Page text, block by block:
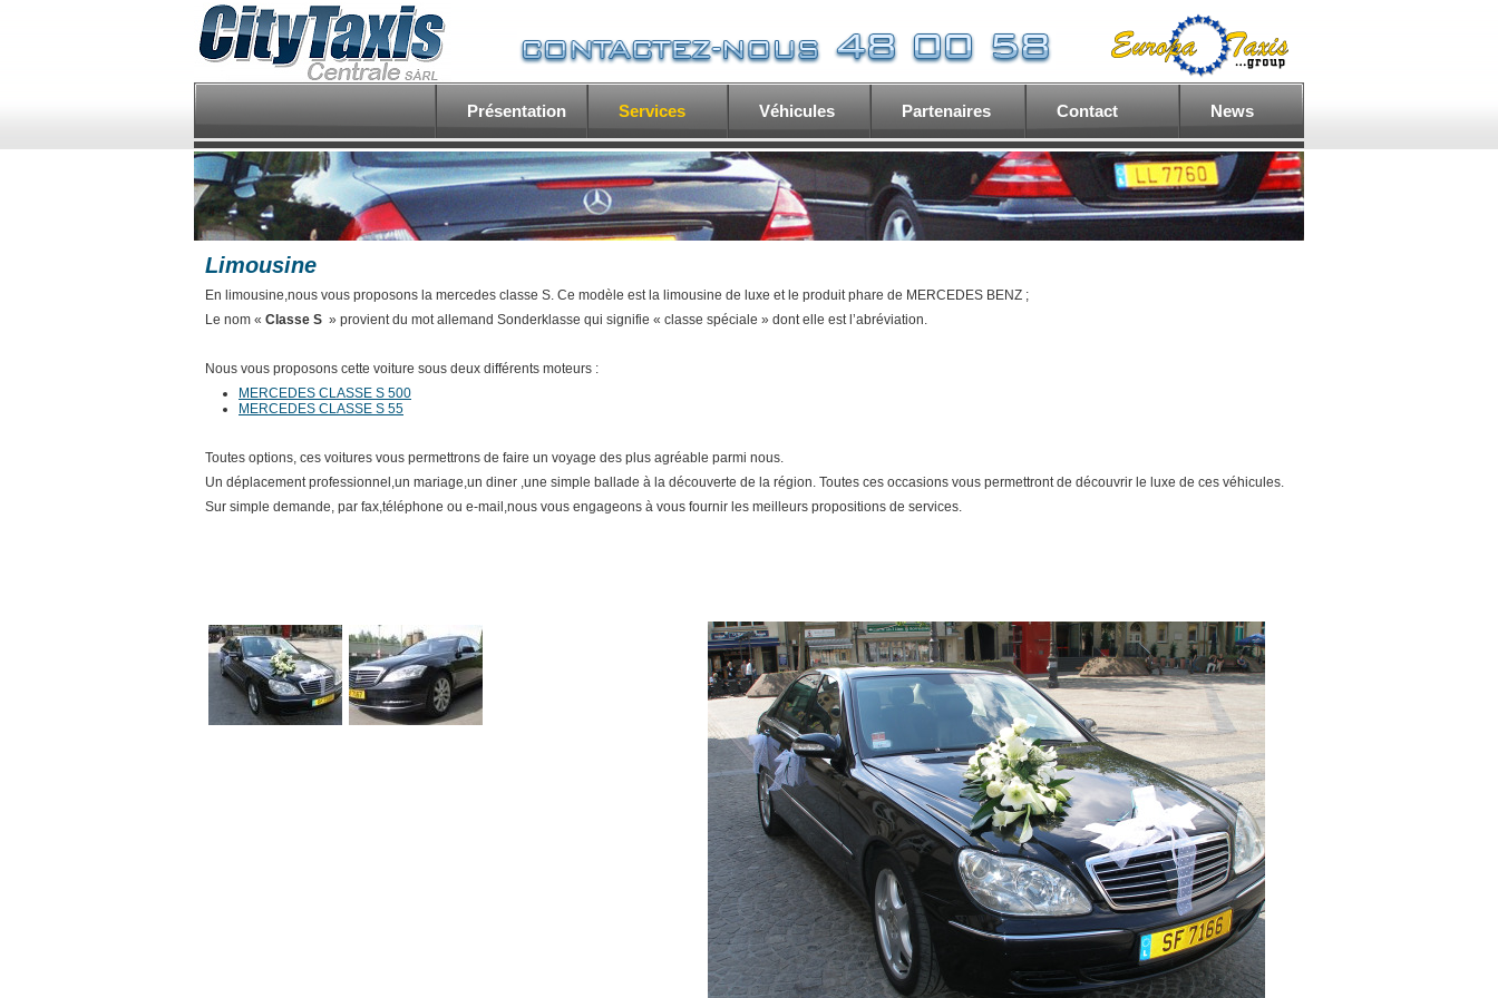
Présentation Services Véhicules Partenaires Contact News
Limousine
En limousine,nous vous proposons la mercedes classe S. Ce modèle est la limousine de luxe et le produit phare de MERCEDES BENZ ;
Le nom « Classe S » provient du mot allemand Sonderklasse qui signifie « classe spéciale » dont elle est l’abréviation.
Nous vous proposons cette voiture sous deux différents moteurs :
MERCEDES CLASSE S 500
MERCEDES CLASSE S 55
Toutes options, ces voitures vous permettrons de faire un voyage des plus agréable parmi nous.
Un déplacement professionnel,un mariage,un diner ,une simple ballade à la découverte de la région. Toutes ces occasions vous permettront de découvrir le luxe de ces véhicules.
Sur simple demande, par fax,téléphone ou e-mail,nous vous engageons à vous fournir les meilleurs propositions de services.